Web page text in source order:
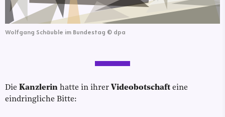
Wolfgang Schäuble im Bundestag © dpa
Die Kanzlerin hatte in ihrer Videobotschaft eine
eindringliche Bitte: